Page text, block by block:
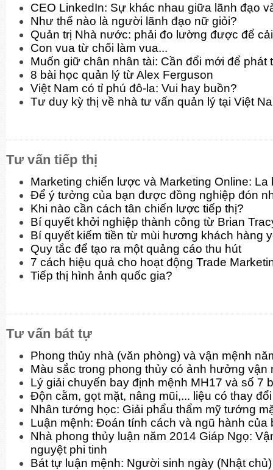
CEO LinkedIn: Sự khác nhau giữa lãnh đạo
Như thế nào là người lãnh đạo nữ giỏi?
Quản trị Nhà nước: phải đo lường được để
Con vua từ chối làm vua...
Muốn giữ chân nhân tài: Cần đổi mới để phát
8 bài học quản lý từ Alex Ferguson
Việt Nam có tỉ phú đô-la: Vui hay buồn?
Tư duy kỳ thị về nhà tư vấn quản lý tại Việt
Tư vấn tiếp thị
Marketing chiến lược và Marketing Online: La
Để ý tưởng của bạn được đồng nghiệp đón
Khi nào cần cách tân chiến lược tiếp thị?
Bí quyết khởi nghiệp thành công từ Brian
Bí quyết kiếm tiền từ mùi hương khách hàng
Quy tắc để tạo ra một quảng cáo thu hút
7 cách hiệu quả cho hoạt động Trade
Tiếp thị hình ảnh quốc gia?
Tư vấn bát tự
Phong thủy nhà (văn phòng) và vận mệnh
Màu sắc trong phong thủy có ảnh hưởng vận
Lý giải chuyến bay định mệnh MH17 và số 7
Độn cằm, gọt mặt, nâng mũi,... liệu có thay
Nhân tướng học: Giải phẩu thẩm mỹ tướng
Luận mệnh: Đoán tính cách và ngũ hành của
Nhà phong thủy luận năm 2014 Giáp Ngọ:
nguyệt phi tinh
Bát tự luận mệnh: Người sinh ngày (Nhật